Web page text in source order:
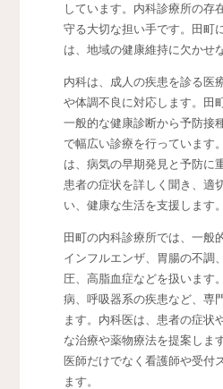
しています。内科診療所の存
守る大切な担い手です。田町
は、地域の健康維持に欠かせ
内科は、成人の疾患を診る医
や体調不良に対応します。田
一般的な健康診断から予防接
で幅広い診療を行っています
は、病気の早期発見と予防に
患者の症状を詳しく聞き、適
い、健康な生活を支援します。
田町の内科診療所では、一般
インフルエンザ、胃腸の不調
圧、高脂血症などを扱います
病、呼吸器系の疾患など、専
ます。内科医は、患者の症状
な治療や薬物療法を提案しま
医師だけでなく看護師や受付
ます。